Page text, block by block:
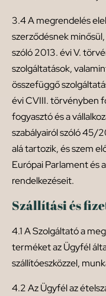
3.4 A megrendelés
szerződésnek
szóló 2013. évi V.
szolgáltatások,
összefüggő
évi CVIII. törvényben
fogyasztó és a
szabályairól szóló 45/
alá tartozik, és szem
Európai Parlament és
rendelkezéseit.
Szállítási és
4.1 A Szolgáltató a
terméket az Ügyfél
szállítóeszközzel,
4.2 Az Ügyfél az